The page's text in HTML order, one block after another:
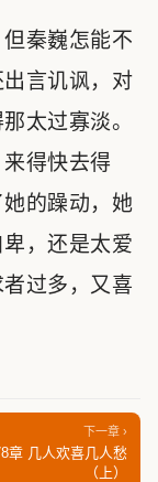
秦巍怎能不
言讥讽，对
太过寡淡。
得快去得
的躁动，她
，还是太爱
过多，又喜
下一章 ›
章 几人欢喜几人愁
（上）